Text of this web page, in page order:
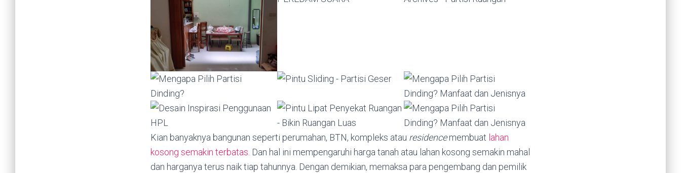
Kian banyaknya bangunan seperti perumahan, BTN, kompleks atau residencemembuat lahan
kosong semakin terbatas. Dan hal ini mempengaruhi harga tanah atau lahan kosong semakin mahal
dan harganya terus naik tiap tahunnya. Dengan demikian, memaksa para pengembang dan pemilik